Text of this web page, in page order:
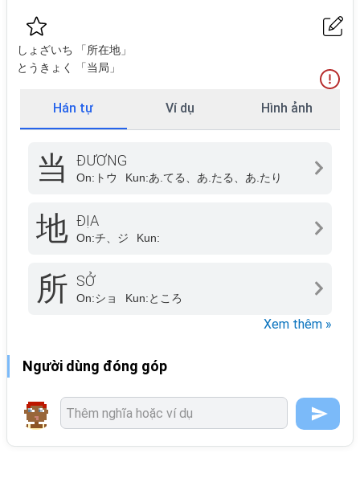
しょざいち 「所在地」
とうきょく 「当局」
Hán tự Ví dụ Hình ảnh
当 ĐƯƠNG
On: トウ Kun:あ.てる、あ.たる、あ.たり
地 ĐỊA
On:チ、ジ Kun:
所 SỞ
On:ショ Kun:ところ
Xem thêm »
Người dùng đóng góp